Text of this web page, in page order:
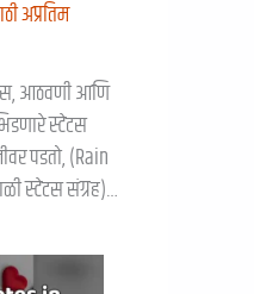
अप्रतिम
आठवणी आणि
स्टेटस
पडतो, (Rain
स्टेटस संग्रह)…